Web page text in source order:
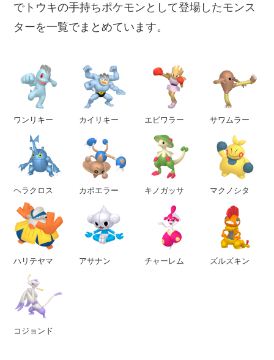
でトウキの手持ちポケモンとして登場したモンス
ターを一覧でまとめています。
ワンリキー カイリキー エビワラー サワムラー
ヘラクロス カポエラー キノガッサ マクノシタ
ハリテヤマ アサナン チャーレム ズルズキン
コジョンド